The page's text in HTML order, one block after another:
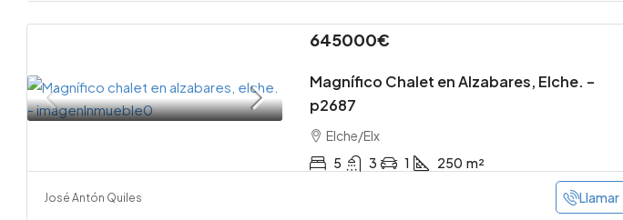
645000€
Magnífico Chalet en Alzabares, Elche. –
p2687
Elche/Elx
5
3 1 250 m²
José Antón Quiles Llamar